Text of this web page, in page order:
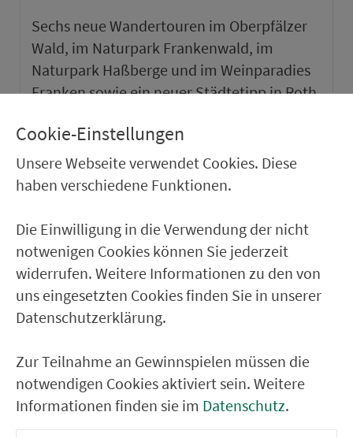
Sechs neue Wandertouren im Oberpfälzer
Wald, im Naturpark Frankenwald, im
Naturpark Haßberge und im Weinparadies
Franken sowie ein neuer Städtetipp in Roth.
VGN-SOMMER 2026
Cookie-Einstellungen
Unsere Webseite verwendet Cookies. Diese
haben verschiedene Funktionen.
Die Einwilligung in die Verwendung der nicht
notwenigen Cookies können Sie jederzeit
widerrufen. Weitere Informationen zu den von
uns eingesetzten Cookies finden Sie in unserer
Datenschutzerklärung.
Zur Teilnahme an Gewinnspielen müssen die
notwendigen Cookies aktiviert sein. Weitere
Informationen finden sie im Datenschutz.